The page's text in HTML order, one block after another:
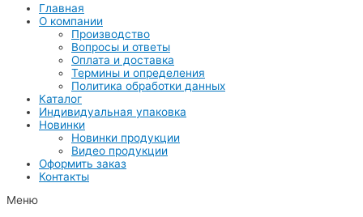
Главная
О компании
Производство
Вопросы и ответы
Оплата и доставка
Термины и определения
Политика обработки данных
Каталог
Индивидуальная упаковка
Новинки
Новинки продукции
Видео продукции
Оформить заказ
Контакты
Меню